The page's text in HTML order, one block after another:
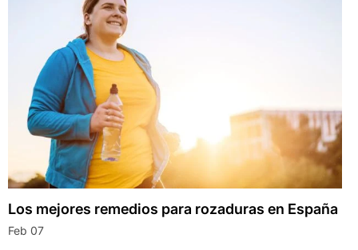
Los mejores remedios para rozaduras en España
Feb 07